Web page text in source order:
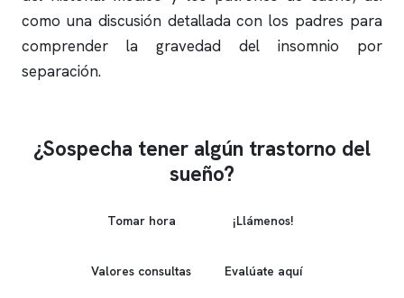
como una discusión detallada con los padres para
comprender la gravedad del insomnio por
separación.
¿Sospecha tener algún trastorno del
sueño?
Tomar hora ¡Llámenos!
Valores consultas Evalúate aquí